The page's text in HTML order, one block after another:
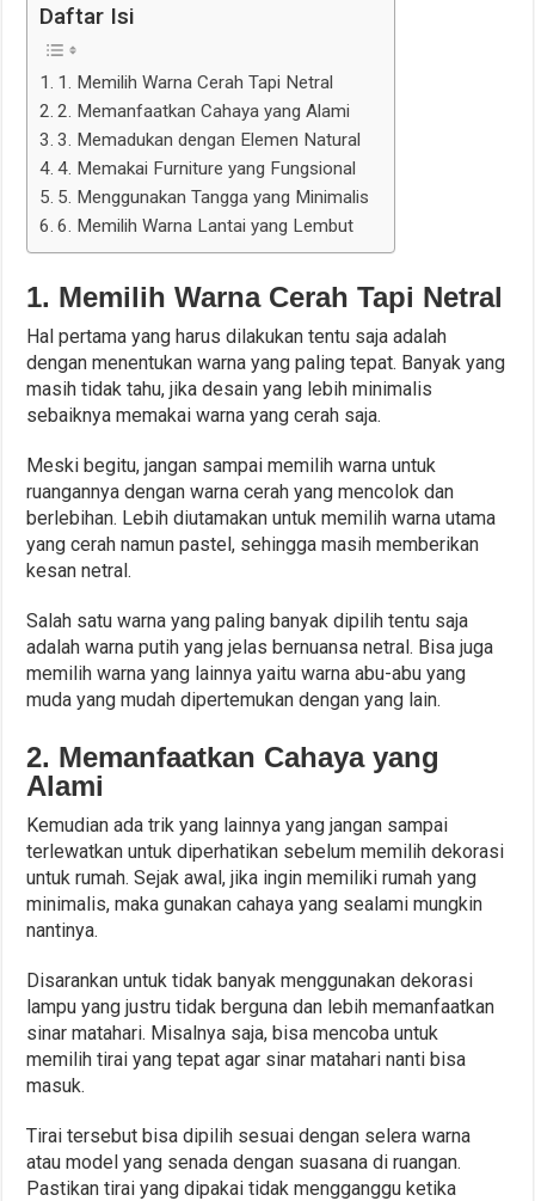
Daftar Isi
1. Memilih Warna Cerah Tapi Netral
2. Memanfaatkan Cahaya yang Alami
3. Memadukan dengan Elemen Natural
4. Memakai Furniture yang Fungsional
5. Menggunakan Tangga yang Minimalis
6. Memilih Warna Lantai yang Lembut
1. Memilih Warna Cerah Tapi Netral
Hal pertama yang harus dilakukan tentu saja adalah
dengan menentukan warna yang paling tepat. Banyak yang
masih tidak tahu, jika desain yang lebih minimalis
sebaiknya memakai warna yang cerah saja.
Meski begitu, jangan sampai memilih warna untuk
ruangannya dengan warna cerah yang mencolok dan
berlebihan. Lebih diutamakan untuk memilih warna utama
yang cerah namun pastel, sehingga masih memberikan
kesan netral.
Salah satu warna yang paling banyak dipilih tentu saja
adalah warna putih yang jelas bernuansa netral. Bisa juga
memilih warna yang lainnya yaitu warna abu-abu yang
muda yang mudah dipertemukan dengan yang lain.
2. Memanfaatkan Cahaya yang
Alami
Kemudian ada trik yang lainnya yang jangan sampai
terlewatkan untuk diperhatikan sebelum memilih dekorasi
untuk rumah. Sejak awal, jika ingin memiliki rumah yang
minimalis, maka gunakan cahaya yang sealami mungkin
nantinya.
Disarankan untuk tidak banyak menggunakan dekorasi
lampu yang justru tidak berguna dan lebih memanfaatkan
sinar matahari. Misalnya saja, bisa mencoba untuk
memilih tirai yang tepat agar sinar matahari nanti bisa
masuk.
Tirai tersebut bisa dipilih sesuai dengan selera warna
atau model yang senada dengan suasana di ruangan.
Pastikan tirai yang dipakai tidak mengganggu ketika